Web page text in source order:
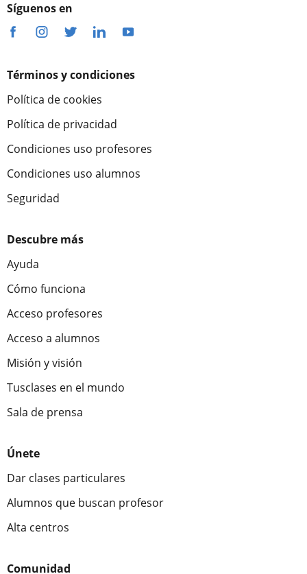
Síguenos en
Términos y condiciones
Política de cookies
Política de privacidad
Condiciones uso profesores
Condiciones uso alumnos
Seguridad
Descubre más
Ayuda
Cómo funciona
Acceso profesores
Acceso a alumnos
Misión y visión
Tusclases en el mundo
Sala de prensa
Únete
Dar clases particulares
Alumnos que buscan profesor
Alta centros
Comunidad